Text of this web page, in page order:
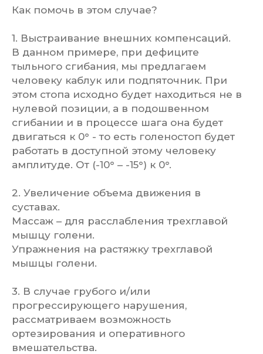
Как помочь в этом случае?
1. Выстраивание внешних компенсаций.
В данном примере, при дефиците
тыльного сгибания, мы предлагаем
человеку каблук или подпяточник. При
этом стопа исходно будет находиться не в
нулевой позиции, а в подошвенном
сгибании и в процессе шага она будет
двигаться к 0° - то есть голеностоп будет
работать в доступной этому человеку
амплитуде. От (-10° – -15°) к 0°.
2. Увеличение объема движения в
суставах.
Массаж – для расслабления трехглавой
мышцу голени.
Упражнения на растяжку трехглавой
мышцы голени.
3. В случае грубого и/или
прогрессирующего нарушения,
рассматриваем возможность
ортезирования и оперативного
вмешательства.